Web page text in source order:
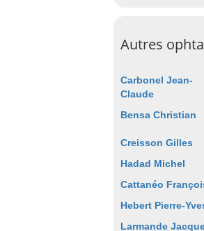
Autres
Carbonel Jean-
Claude
Bensa Christian
Creisson Gilles
Hadad Michel
Cattanéo
Hebert Pierre-
Larmande